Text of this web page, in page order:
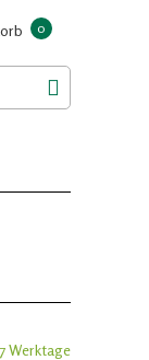
0
Werktage